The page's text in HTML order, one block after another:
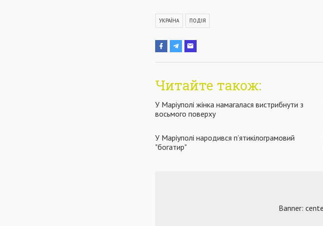
УКРАЇНА ПОДІЯ
Читайте також:
У Маріуполі жінка намагалася вистрибнути з
восьмого поверху
У Маріуполі народився п’ятикілограмовий
"богатир"